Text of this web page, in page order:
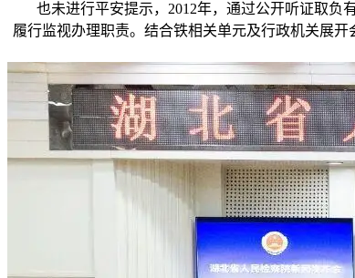
也未进行平安提示，2012年，通过公开听证取负有
履行监视办理职责。结合铁相关单元及行政机关展